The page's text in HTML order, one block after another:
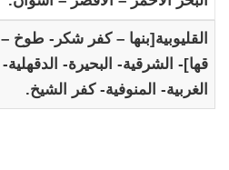
القليوبية[بنها – كفر شكر- طوخ –
قها]- الشرقية- البحيرة- الدقهلية-
الغربية- المنوفية- كفر الشيخ.